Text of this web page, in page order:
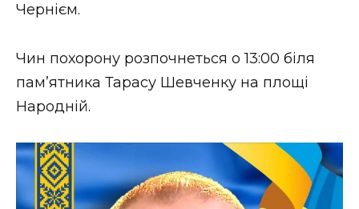
Втрачений Ужгород (відеоверсія)
ЗАКАРПАТСЬКІ НОВИНИ
НОВИНИ ЗАХІДНОЇ УКРАЇНИ
Чернієм.
Чин похорону розпочнеться о 13:00 біля
пам’ятника Тарасу Шевченку на площі
Народній.